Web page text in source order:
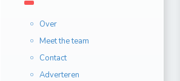
Over
Meet the team
Contact
Adverteren